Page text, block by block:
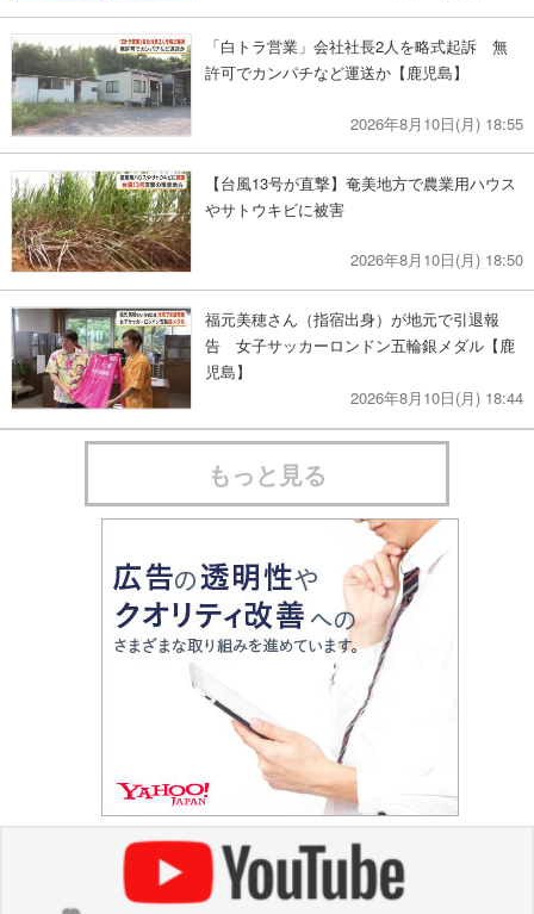
「白トラ営業」会社社長2人を略式起訴 無
許可でカンパチなど運送か【鹿児島】
2026年8月10日(月) 18:55
【台風13号が直撃】奄美地方で農業用ハウス
やサトウキビに被害
2026年8月10日(月) 18:50
福元美穂さん（指宿出身）が地元で引退報
告 女子サッカーロンドン五輪銀メダル【鹿
児島】
2026年8月10日(月) 18:44
もっと見る